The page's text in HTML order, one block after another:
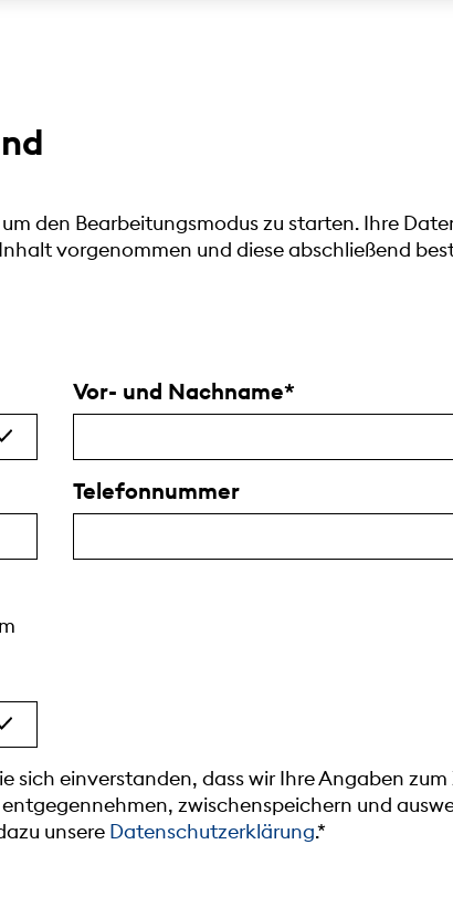
den Bearbeitungsmodus zu starten. Ihre
vorgenommen und diese abschließend
Vor- und Nachname
Telefonnummer
sich einverstanden, dass wir Ihre Angaben
zwischenspeichern und
unsere Datenschutzerklärung.